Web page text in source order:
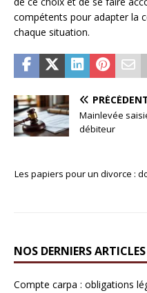
compétents pour adapter la
chaque situation.
Mainlevée
débiteur
Les papiers pour un divorce :
NOS DERNIERS ARTICLES
Compte carpa : obligations